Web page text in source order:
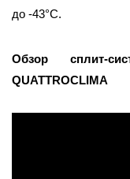
до -43°С.
Обзор сплит-
QUATTROCLIMA